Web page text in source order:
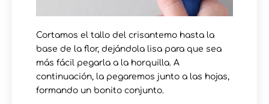
Cortamos el tallo del crisantemo hasta la
base de la flor, dejándola lisa para que sea
más fácil pegarla a la horquilla. A
continuación, la pegaremos junto a las hojas,
formando un bonito conjunto.